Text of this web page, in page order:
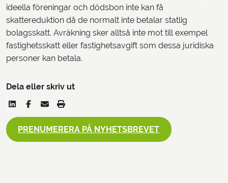
ideella föreningar och dödsbon inte kan få
skattereduktion då de normalt inte betalar statlig
bolagsskatt. Avräkning sker alltså inte mot till exempel
fastighetsskatt eller fastighetsavgift som dessa juridiska
personer kan betala.
Dela eller skriv ut
PRENUMERERA PÅ NYHETSBREVET